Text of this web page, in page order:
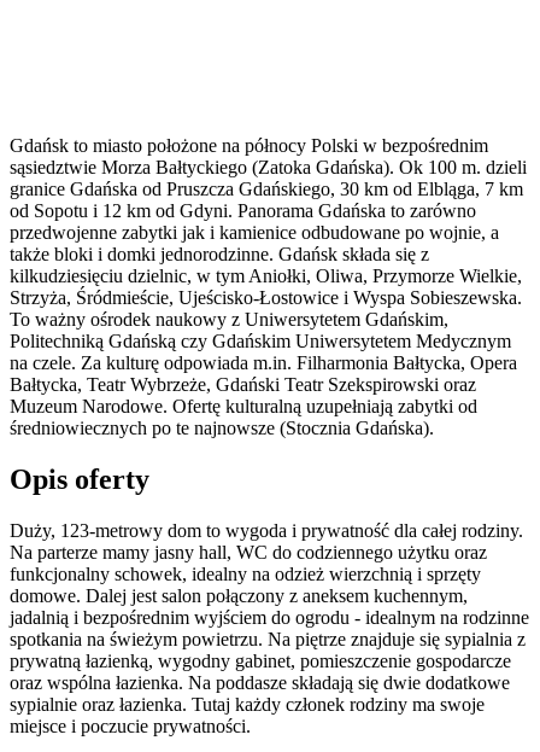
Gdańsk to miasto położone na północy Polski w bezpośrednim
sąsiedztwie Morza Bałtyckiego (Zatoka Gdańska). Ok 100 m. dzieli
granice Gdańska od Pruszcza Gdańskiego, 30 km od Elbląga, 7 km
od Sopotu i 12 km od Gdyni. Panorama Gdańska to zarówno
przedwojenne zabytki jak i kamienice odbudowane po wojnie, a
także bloki i domki jednorodzinne. Gdańsk składa się z
kilkudziesięciu dzielnic, w tym Aniołki, Oliwa, Przymorze Wielkie,
Strzyża, Śródmieście, Ujeścisko-Łostowice i Wyspa Sobieszewska.
To ważny ośrodek naukowy z Uniwersytetem Gdańskim,
Politechniką Gdańską czy Gdańskim Uniwersytetem Medycznym
na czele. Za kulturę odpowiada m.in. Filharmonia Bałtycka, Opera
Bałtycka, Teatr Wybrzeże, Gdański Teatr Szekspirowski oraz
Muzeum Narodowe. Ofertę kulturalną uzupełniają zabytki od
średniowiecznych po te najnowsze (Stocznia Gdańska).
Opis oferty
Duży, 123-metrowy dom to wygoda i prywatność dla całej rodziny.
Na parterze mamy jasny hall, WC do codziennego użytku oraz
funkcjonalny schowek, idealny na odzież wierzchnią i sprzęty
domowe. Dalej jest salon połączony z aneksem kuchennym,
jadalnią i bezpośrednim wyjściem do ogrodu - idealnym na rodzinne
spotkania na świeżym powietrzu. Na piętrze znajduje się sypialnia z
prywatną łazienką, wygodny gabinet, pomieszczenie gospodarcze
oraz wspólna łazienka. Na poddasze składają się dwie dodatkowe
sypialnie oraz łazienka. Tutaj każdy członek rodziny ma swoje
miejsce i poczucie prywatności.